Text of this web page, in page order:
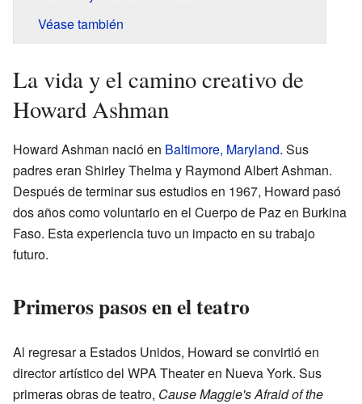
Véase también
La vida y el camino creativo de
Howard Ashman
Howard Ashman nació en Baltimore, Maryland. Sus
padres eran Shirley Thelma y Raymond Albert Ashman.
Después de terminar sus estudios en 1967, Howard pasó
dos años como voluntario en el Cuerpo de Paz en Burkina
Faso. Esta experiencia tuvo un impacto en su trabajo
futuro.
Primeros pasos en el teatro
Al regresar a Estados Unidos, Howard se convirtió en
director artístico del WPA Theater en Nueva York. Sus
primeras obras de teatro, Cause Maggie's Afraid of the